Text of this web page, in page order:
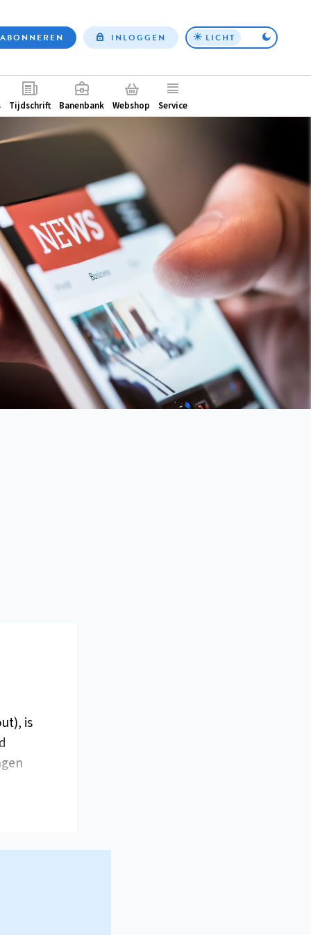
Top
ABONNEREN INLOGGEN LICHT
Tijdschrift Banenbank Webshop Service
is